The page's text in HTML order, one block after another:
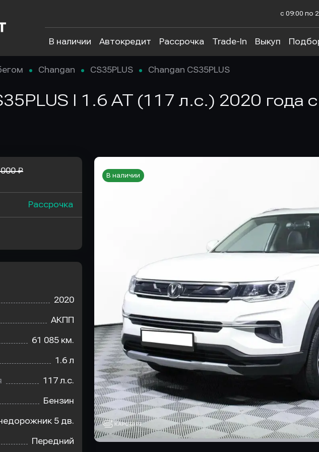
с 09:00 по
В наличии Автокредит Рассрочка Trade-In Выкуп
Changan CS35PLUS Changan CS35PLUS
I 1.6 AT (117 л.с.) 2020 года
В наличии
₽
Рассрочка
2020
АКПП
61 085 км.
1.6 л
117 л.с.
Бензин
5 дв.
Передний